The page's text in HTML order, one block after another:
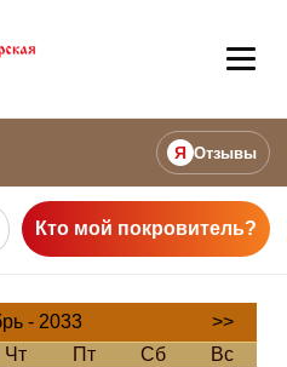
Я Отзывы
Кто мой покровитель?
- 2033
>>
Чт Пт Сб
Вс